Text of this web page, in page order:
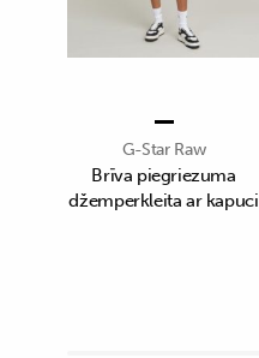
G-Star Raw
Brīva piegriezuma
džemperkleita ar kapuci